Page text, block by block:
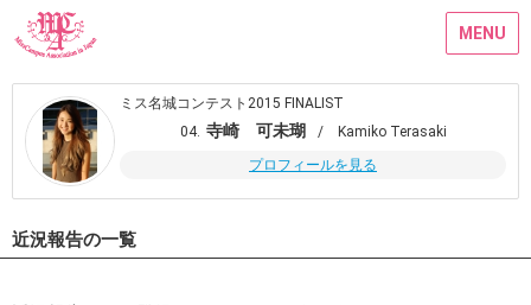
MENU
ミス名城コンテスト2015 FINALIST
04. 寺崎 可未瑚
/ Kamiko Terasaki
プロフィールを見る
近況報告の一覧